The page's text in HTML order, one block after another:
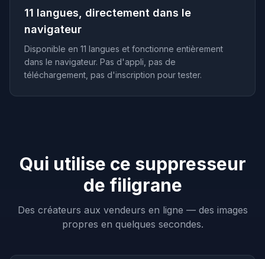
11 langues, directement dans le
navigateur
Disponible en 11 langues et fonctionne entièrement
dans le navigateur. Pas d'appli, pas de
téléchargement, pas d'inscription pour tester.
Qui utilise ce suppresseur
de filigrane
Des créateurs aux vendeurs en ligne — des images
propres en quelques secondes.